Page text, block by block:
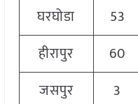
घरघोडा
53
हीरापुर
60
जसपुर
3